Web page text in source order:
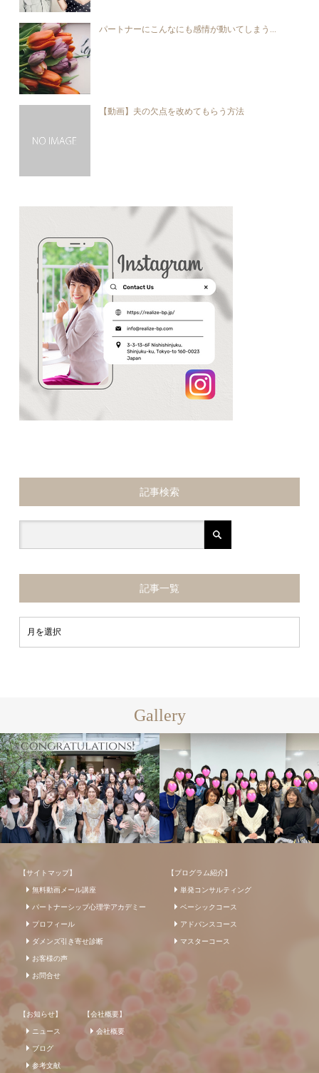
パートナーにこんなにも感情が動いてしまう...
【動画】夫の欠点を改めてもらう方法
記事検索
記事一覧
Gallery
【サイトマップ】
無料動画メール講座
パートナーシップ心理学アカデミー
プロフィール
ダメンズ引き寄せ診断
お客様の声
お問合せ
【プログラム紹介】
単発コンサルティング
ベーシックコース
アドバンスコース
マスターコース
【お知らせ】
ニュース
ブログ
参考文献
【会社概要】
会社概要